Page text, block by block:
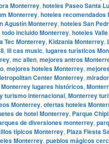
Monterrey, hoteles Paseo Santa
Monterrey, hoteles recomendados
Agustín Monterrey, hoteles San
todo incluido Monterrey, hoteles
Tec Monterrey, Kidzania Monterrey,
, lil cas music, lugares turísticos
, mc allen, mejores antros
, mejores hoteles Monterrey,
Center Monterrey,
Monterrey lugares históricos,
turismo internacional, Monterrey
Monterrey, ofertas hoteles
de hotel Monterrey, Parque
de diversiones monterrey,
típicos Monterrey, Plaza Fiesta
Monterrey, pueblos mágicos